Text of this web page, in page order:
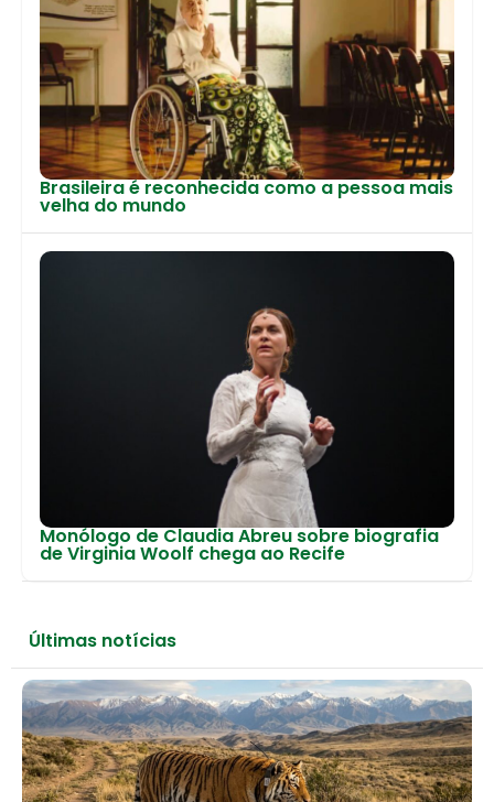
Brasileira é reconhecida como a pessoa mais
velha do mundo
Monólogo de Claudia Abreu sobre biografia
de Virginia Woolf chega ao Recife
Últimas notícias